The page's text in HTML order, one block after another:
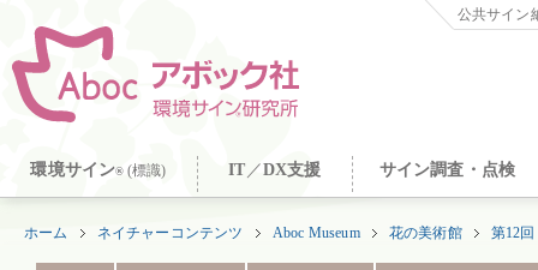
公共サイン
環境サイン® (標識) IT ／DX支援 サイン調査・点検
ホーム ネイチャーコンテンツ Aboc Museum 花の美術館 第12